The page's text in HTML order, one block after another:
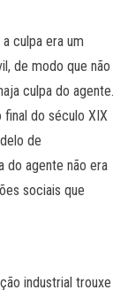
era um
de modo que não
culpa do agente.
final do século XIX
de
do agente não era
sociais que
industrial trouxe